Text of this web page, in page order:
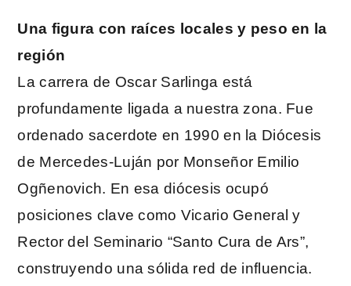
Una figura con raíces locales y peso en la
región
La carrera de Oscar Sarlinga está
profundamente ligada a nuestra zona. Fue
ordenado sacerdote en 1990 en la Diócesis
de Mercedes-Luján por Monseñor Emilio
Ogñenovich. En esa diócesis ocupó
posiciones clave como Vicario General y
Rector del Seminario “Santo Cura de Ars”,
construyendo una sólida red de influencia.